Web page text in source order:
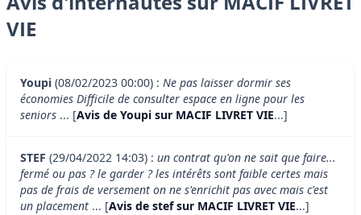
VIE
Youpi (08/02/2023 00:00) : Ne pas laisser dormir ses
économies Difficile de consulter espace en ligne pour les
seniors ... [Avis de Youpi sur MACIF LIVRET VIE...]
STEF (29/04/2022 14:03) : un contrat qu'on ne sait que faire...
fermé ou pas ? le garder ? les intérêts sont faible certes mais
pas de frais de versement on ne s'enrichit pas avec mais c'est
un placement ... [Avis de stef sur MACIF LIVRET VIE...]